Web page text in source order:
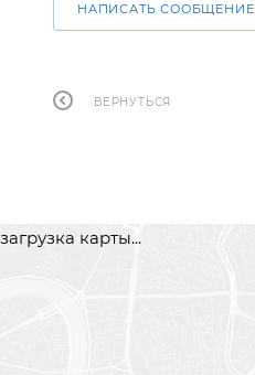
НАПИСАТЬ СООБЩЕНИЕ
ВЕРНУТЬСЯ
загрузка карты...